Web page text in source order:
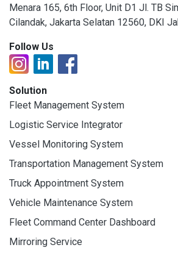
Menara 165, 6th Floor, Unit D1 Jl. TB
Cilandak, Jakarta Selatan 12560, DKI
Follow Us
Solution
Fleet Management System
Logistic Service Integrator
Vessel Monitoring System
Transportation Management System
Truck Appointment System
Vehicle Maintenance System
Fleet Command Center Dashboard
Mirroring Service